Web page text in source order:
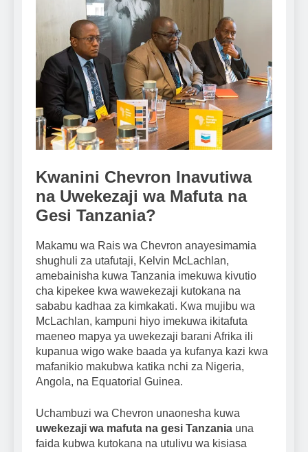
Kwanini Chevron Inavutiwa
na Uwekezaji wa Mafuta na
Gesi Tanzania?
Makamu wa Rais wa Chevron anayesimamia
shughuli za utafutaji, Kelvin McLachlan,
amebainisha kuwa Tanzania imekuwa kivutio
cha kipekee kwa wawekezaji kutokana na
sababu kadhaa za kimkakati. Kwa mujibu wa
McLachlan, kampuni hiyo imekuwa ikitafuta
maeneo mapya ya uwekezaji barani Afrika ili
kupanua wigo wake baada ya kufanya kazi kwa
mafanikio makubwa katika nchi za Nigeria,
Angola, na Equatorial Guinea.
Uchambuzi wa Chevron unaonesha kuwa
uwekezaji wa mafuta na gesi Tanzania una
faida kubwa kutokana na utulivu wa kisiasa